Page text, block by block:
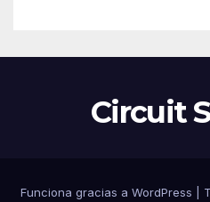
Circuit
Funciona gracias a WordPress